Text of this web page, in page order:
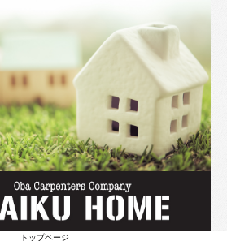
トップページ